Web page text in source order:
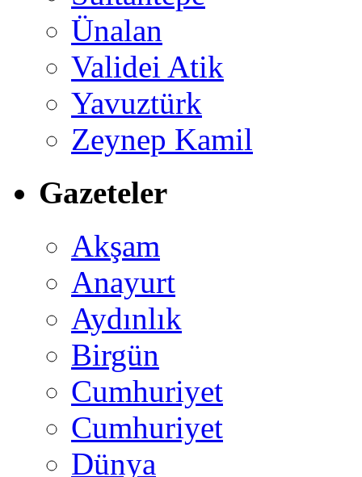
Ünalan
Validei Atik
Yavuztürk
Zeynep Kamil
Gazeteler
Akşam
Anayurt
Aydınlık
Birgün
Cumhuriyet
Cumhuriyet
Dünya